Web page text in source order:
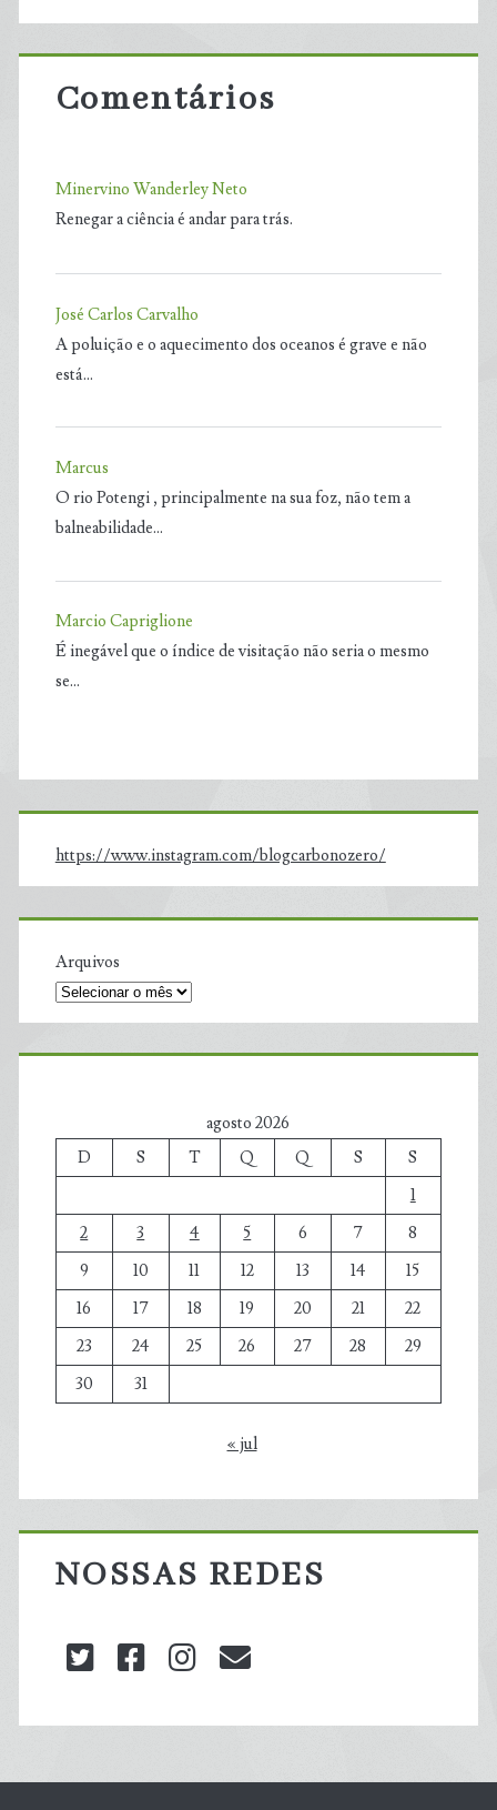
Comentários
Minervino Wanderley Neto
Renegar a ciência é andar para trás.
José Carlos Carvalho
A poluição e o aquecimento dos oceanos é grave e não
está…
Marcus
O rio Potengi , principalmente na sua foz, não tem a
balneabilidade…
Marcio Capriglione
É inegável que o índice de visitação não seria o mesmo
se…
https://www.instagram.com/blogcarbonozero/
Arquivos
agosto 2026
D
S T Q Q S
S
1
2
3 4 5 6 7
8
9
10 11 12 13 14
15
16
17 18 19 20 21
22
23
24 25 26 27 28
29
30
31
« jul
NOSSAS REDES
twitterfacebookinstagram